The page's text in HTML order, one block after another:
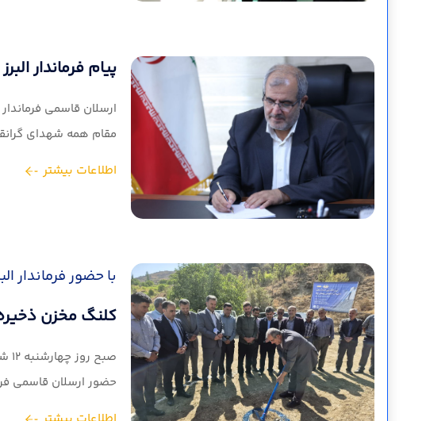
پیام فرماندار البرز
مقام همه شهدای
اطلاعات بیشتر
با حضور فرماندار
کلنگ مخزن
حضور ارسلان قاسمی